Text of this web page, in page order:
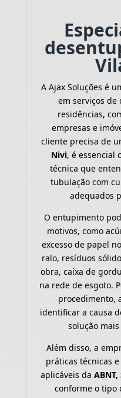
A Ajax Soluções é
em serviços
residências,
empresas e
cliente precisa de
Nivi, é essencial
técnica que
tubulação com
adequados
O entupimento
motivos, como
excesso de papel
ralo, resíduos
obra, caixa de
na rede de esgoto.
procedimento,
identificar a causa
solução
Além disso, a
práticas técnicas
aplicáveis da ABNT,
conforme o tipo